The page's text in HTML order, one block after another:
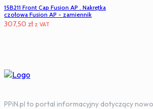
15B211 Front Cap Fusion AP . Nakrętka
czołowa Fusion AP - zamiennik
307,50 zł z VAT
PPiN.pl to portal informacyjny dotyczący